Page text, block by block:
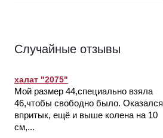
Случайные отзывы
халат "2075"
Мой размер 44,специально взяла
46,чтобы свободно было. Оказался
впритык, ещё и выше колена на 10
см,...